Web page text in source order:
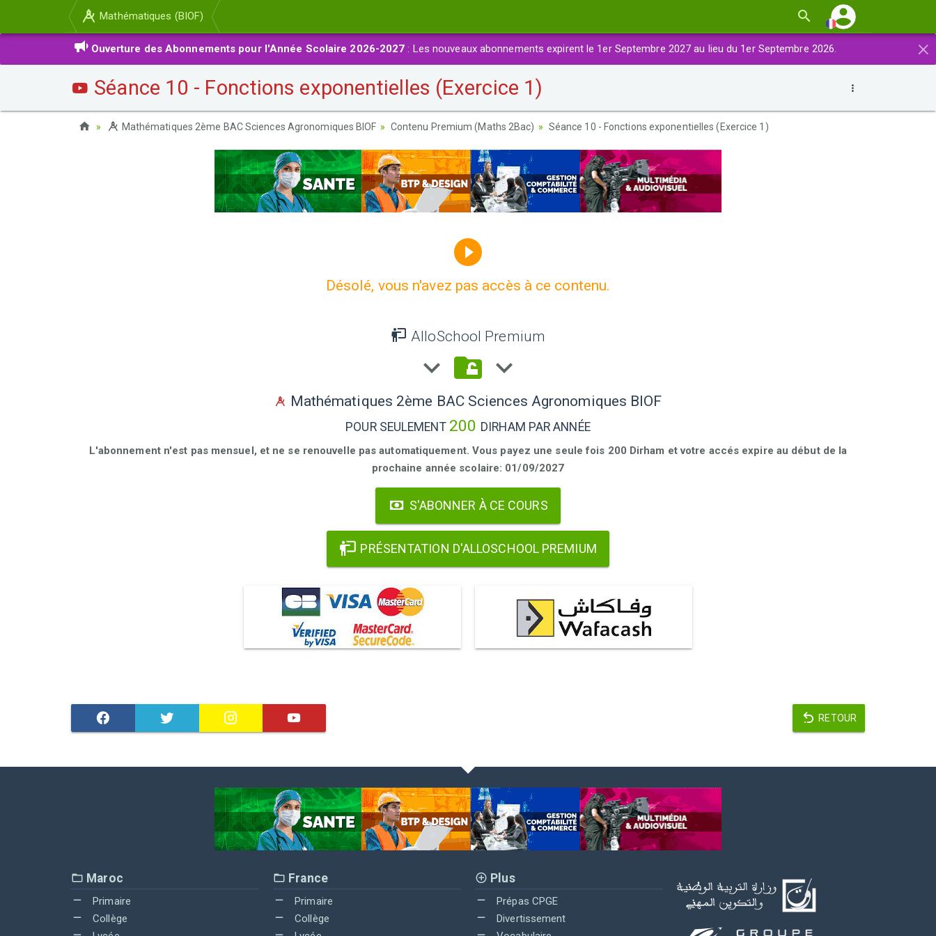
Mathématiques (BIOF)
×
Ouverture des Abonnements pour l'Année Scolaire 2026-2027 : Les nouveaux abonnements expirent le 1er Septembre 2027 au lieu du 1er Septembre 2026.
Séance 10 - Fonctions exponentielles (Exercice 1)
Mathématiques 2ème BAC Sciences Agronomiques BIOF Contenu Premium (Maths 2Bac) Séance 10 - Fonctions exponentielles (Exercice 1)
Désolé, vous n'avez pas accès à ce contenu.
AlloSchool Premium
Mathématiques 2ème BAC Sciences Agronomiques BIOF
POUR SEULEMENT 200 DIRHAM PAR ANNÉE
L'abonnement n'est pas mensuel, et ne se renouvelle pas automatiquement. Vous payez une seule fois 200 Dirham et votre accés expire au début de la
prochaine année scolaire: 01/09/2027
S'ABONNER À CE COURS
PRÉSENTATION D'ALLOSCHOOL PREMIUM
RETOUR
Maroc
Primaire
Collège
France
Primaire
Collège
Plus
Prépas CPGE
Divertissement